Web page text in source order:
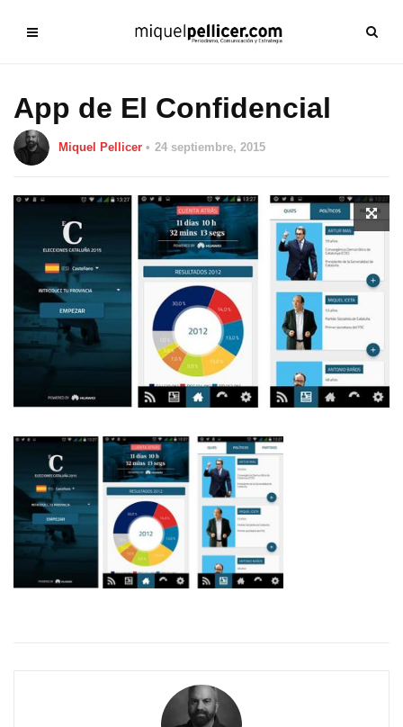
App de El Confidencial
Miquel Pellicer 24 septiembre, 2015